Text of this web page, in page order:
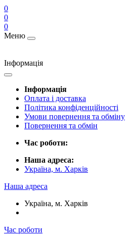
0
0
0
Меню
Інформація
Інформація
Оплата і доставка
Політика конфіденційності
Умови повернення та обміну
Повернення та обмін
Час роботи:
Наша адреса:
Україна, м. Харків
Наша адреса
Україна, м. Харків
Час роботи